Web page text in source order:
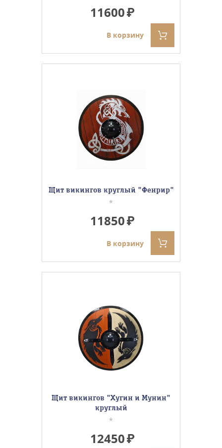
11600
В корзину
Щит викингов круглый "Фенрир"
*
11850
В корзину
Щит викингов "Хугин и Мунин"
круглый
*
12450